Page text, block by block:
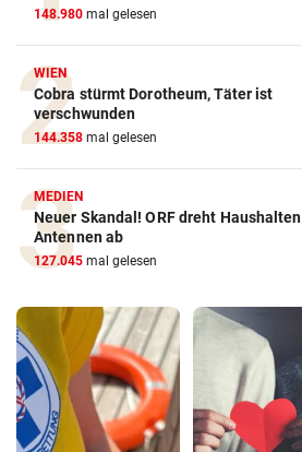
148.980 mal gelesen
WIEN
Cobra stürmt Dorotheum, Täter ist
verschwunden
144.358 mal gelesen
MEDIEN
Neuer Skandal! ORF dreht Haushalten
Antennen ab
127.045 mal gelesen